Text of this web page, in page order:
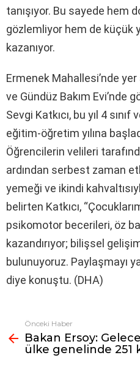
tanışıyor. Bu sayede hem
gözlemliyor hem de küçük
kazanıyor.
Ermenek Mahallesi’nde
ve Gündüz Bakım Evi’nde
Sevgi Katkıcı, bu yıl 4
eğitim-öğretim yılına
Öğrencilerin velileri
ardından serbest zaman
yemeği ve ikindi
belirten Katkıcı,
psikomotor becerileri, öz
kazandırıyor; bilişsel
bulunuyoruz. Paylaşmayı
diye konuştu. (DHA)
Fazlasına
bak
Önceki Haber
Bakan Ersoy:
ülke genelinde 251